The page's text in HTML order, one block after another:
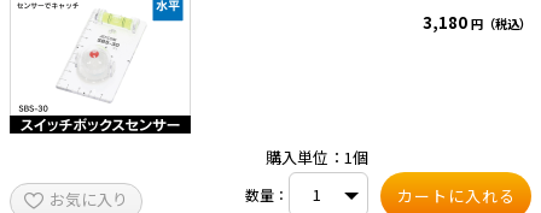
3,180 円（税込）
お気に入り
購入単位：1個
数量：